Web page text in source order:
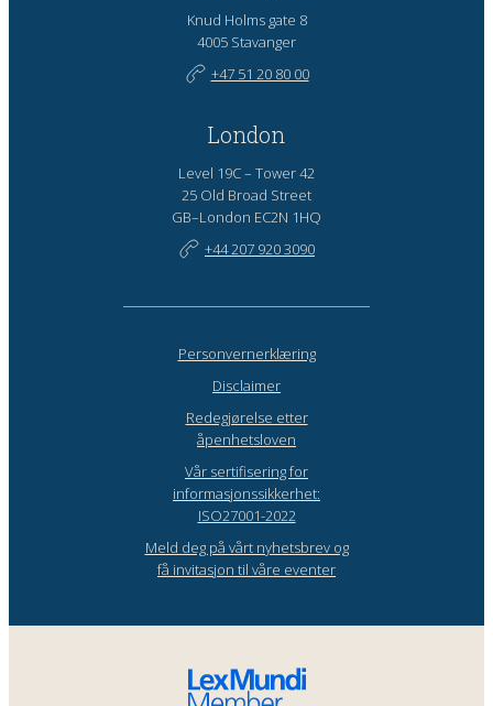
Knud Holms gate 8
4005 Stavanger
+47 51 20 80 00
London
Level 19C – Tower 42
25 Old Broad Street
GB–London EC2N 1HQ
+44 207 920 3090
Personvernerklæring
Disclaimer
Redegjørelse etter
åpenhetsloven
Vår sertifisering for
informasjonssikkerhet:
ISO27001-2022
Meld deg på vårt nyhetsbrev og
få invitasjon til våre eventer